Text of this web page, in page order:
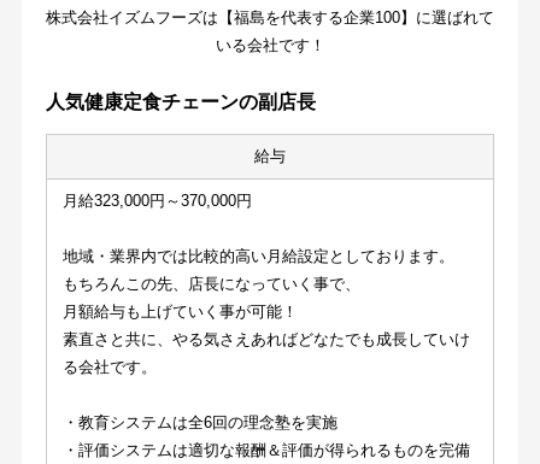
株式会社イズムフーズは【福島を代表する企業100】に選ばれて
いる会社です！
人気健康定食チェーンの副店長
給与
月給323,000円～370,000円
地域・業界内では比較的高い月給設定としております。
もちろんこの先、店長になっていく事で、
月額給与も上げていく事が可能！
素直さと共に、やる気さえあればどなたでも成長していけ
る会社です。
・教育システムは全6回の理念塾を実施
・評価システムは適切な報酬＆評価が得られるものを完備